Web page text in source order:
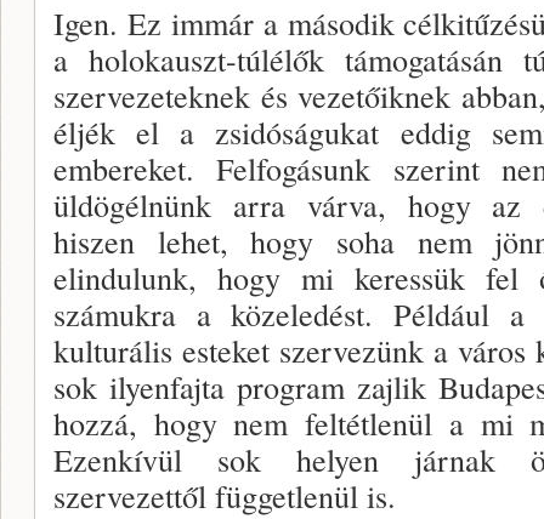
Igen. Ez immár a második
a holokauszt-túlélők
szervezeteknek és vezetőik­nek
éljék el a zsidóságukat eddig
embereket. Felfogá­sunk szerint
üldögélnünk arra várva, hogy az
hiszen lehet, hogy soha nem
elindulunk, hogy mi keressük fel
számukra a közele­dést. Például a
kulturális esteket szervezünk a
sok ilyenfaj­ta program zajlik
hozzá, hogy nem feltétlenül a mi
Ezen­kívül sok helyen járnak
szervezettől függetlenül is.